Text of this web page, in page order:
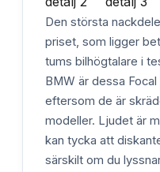
Den största
priset, som ligger
tums bilhögtalare i
BMW är dessa
eftersom de är
modeller. Ljudet är
kan tycka att
särskilt om du